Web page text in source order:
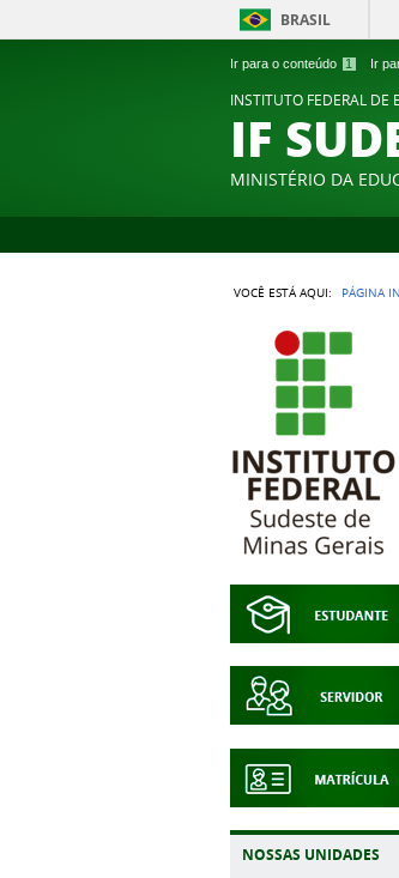
Ir para o conteúdo 1 Ir
BRASIL
INSTITUTO FEDERAL DE
IF
MINISTÉRIO DA
VOCÊ ESTÁ AQUI: PÁGINA
NOSSAS UNIDADES